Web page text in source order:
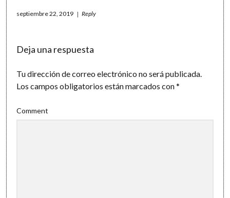
septiembre 22, 2019 Reply
Deja una respuesta
Tu dirección de correo electrónico no será publicada.
Los campos obligatorios están marcados con*
Comment